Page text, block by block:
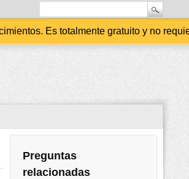
Es totalmente gratuito y no
Preguntas
relacionadas